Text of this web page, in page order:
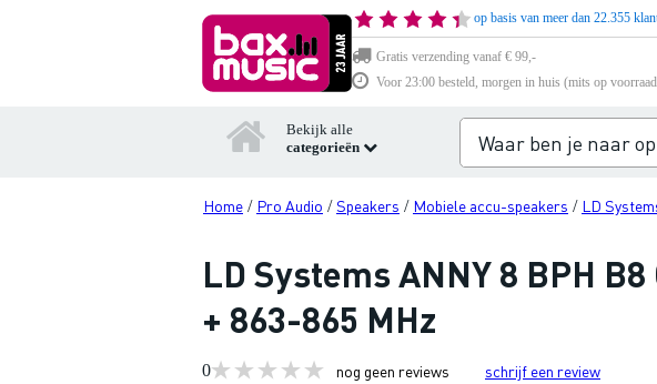
op basis van meer dan 22.355
Gratis verzending vanaf € 99,-
Voor 23:00 besteld, morgen in huis (mits op
Bekijk alle
categorieën
Home / Pro Audio /Speakers / Mobiele accu-speakers / LD
LD Systems ANNY 8 BPH
+ 863-865 MHz
0 nog geen reviews schrijf een review